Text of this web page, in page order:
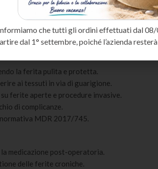
dei presidi più utilizzati in sala medicazione,
di infezioni.
la ferita pulita e protetta.
ai tessuti in via di guarigione.
ferite aperte e procedure invasive.
di complicanze.
MDR 2017/745.
medicazione post-operatoria.
delle ferite croniche.
che tutti gli ordini effettuati dal 08/
dal 1° settembre, poiché l’azienda